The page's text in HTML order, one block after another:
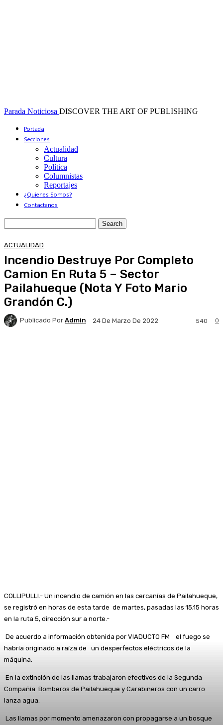
Parada Noticiosa DISCOVER THE ART OF PUBLISHING
Portada
Secciones
Actualidad
Cultura
Política
Columnistas
Reportajes
¿Quienes Somos?
Contactenos
ACTUALIDAD
Incendio Destruye Por Completo
Camion En Ruta 5 – Sector
Pailahueque (Nota Y Foto Mario
Grandón C.)
Publicado Por Admin 24 De Marzo De 2022 0
540
COLLIPULLI.- Un incendio de camión en las cercanías de Pailahueque,
se registró en horas de esta tarde de martes, pasadas las 15,15 horas
en la ruta 5, dirección sur a norte.-
De acuerdo a información obtenida por VIADUCTO FM el fuego se
habría originado a raíza de un desperfectos eléctricos de la
máquina.
En la extinción de las llamas trabajaron efectivos de la Segunda
Compañía Bomberos de Pailahueque y Carabineros con un carro
lanza agua.
Las llamas por momento amenazaron con propagarse a un bosque